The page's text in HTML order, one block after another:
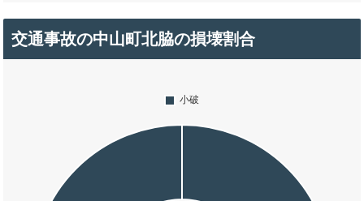
交通事故の中山町北脇の損壊割合